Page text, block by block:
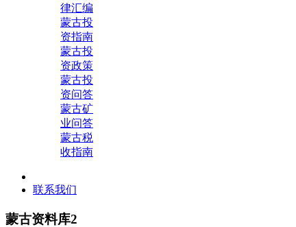
律汇编
蒙古投
资指南
蒙古投
资政策
蒙古投
资问答
蒙古矿
业问答
蒙古税
收指南
联系我们
蒙古资料库2